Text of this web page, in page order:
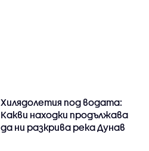
Хилядолетия под водата:
Какви находки продължава
да ни разкрива река Дунав